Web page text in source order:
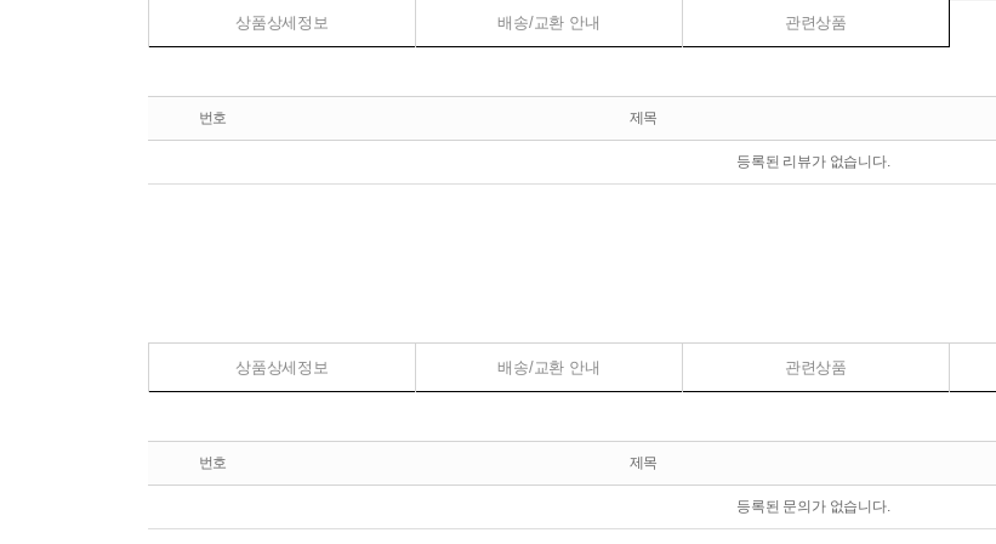
상품상세정보 배송/교환 안내 관련상품
번호 제목
등록된 리뷰가 없습니다.
상품상세정보 배송/교환 안내 관련상품
번호 제목
등록된 문의가 없습니다.